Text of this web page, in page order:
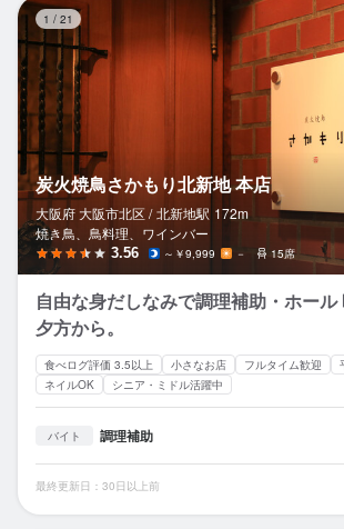
1 / 21
炭火焼鳥さかもり北新地 本店
大阪府 大阪市北区 / 北新地駅 172m
焼き鳥、鳥料理、ワインバー
3.56 ～￥9,999 － 15席
自由な身だしなみで調理補助・ホール
夕方から。
食べログ評価 3.5以上 小さなお店 フルタイム歓迎
ネイルOK
シニア・ミドル活躍中
バイト 調理補助
最終更新日：30日以上前